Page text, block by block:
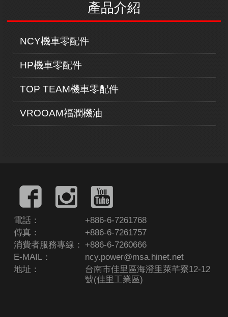
產品介紹
NCY機車零配件
HP機車零配件
TOP TEAM機車零配件
VROOAM福潤機油
電話：
+886-6-7261768
傳真：
+886-6-7261757
消費者服務專線：
+886-6-7260666
E-MAIL：
ncy.power@msa.hinet.net
地址：
台南市佳里區海澄里萊芊寮12-12
號(佳里工業區)